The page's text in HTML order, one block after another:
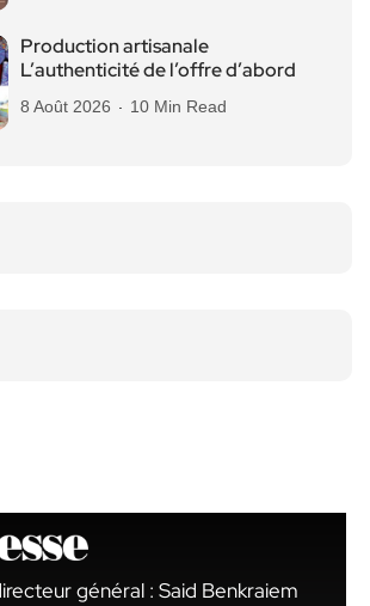
Production artisanale
L’authenticité de l’offre d’abord
8 Août 2026 10 Min Read
général : Said Benkraiem